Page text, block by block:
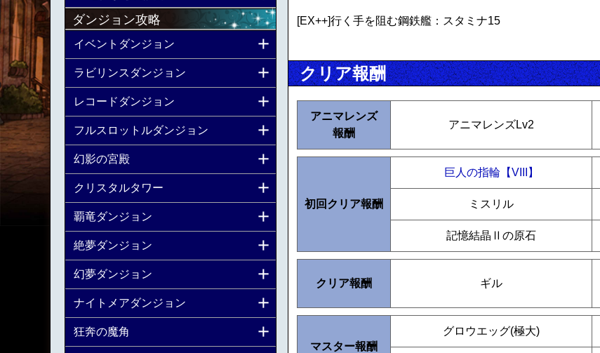
[EX++]行く手を阻む鋼鉄艦：スタミナ15
クリア報酬
アニマレンズ
報酬
アニマレンズLv2
初回クリア報酬
巨人の指輪【VIII】
ミスリル
記憶結晶Ⅱの原石
クリア報酬 ギル
マスター報酬
グロウエッグ(極大)
ダンジョン攻略
イベントダンジョン
ラビリンスダンジョン
レコードダンジョン
フルスロットルダンジョン
幻影の宮殿
クリスタルタワー
覇竜ダンジョン
絶夢ダンジョン
幻夢ダンジョン
ナイトメアダンジョン
狂奔の魔角